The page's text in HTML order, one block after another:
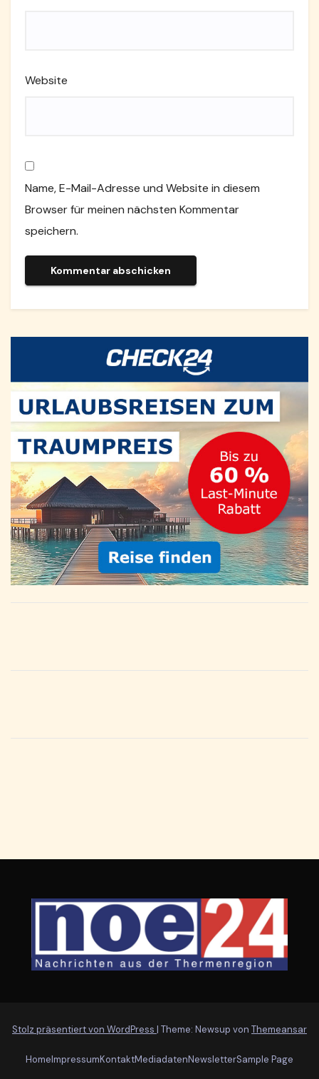
Website
Name, E-Mail-Adresse und Website in diesem
Browser für meinen nächsten Kommentar
speichern.
Stolz präsentiert von WordPress | Theme: Newsup von Themeansar
HomeImpressumKontaktMediadatenNewsletterSample Page